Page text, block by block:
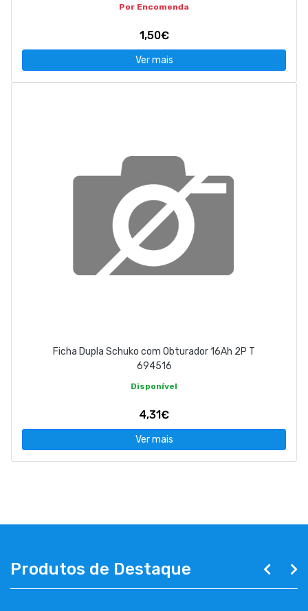
Por Encomenda
1,50€
Ver mais
Ficha Dupla Schuko com Obturador 16Ah 2P T
694516
Disponível
4,31€
Ver mais
Produtos de Destaque